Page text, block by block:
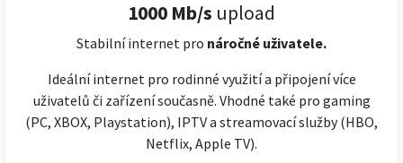
1000 Mb/s upload
Stabilní internet pro náročné uživatele.
Ideální internet pro rodinné využití a připojení více
uživatelů či zařízení současně. Vhodné také pro gaming
(PC, XBOX, Playstation), IPTV a streamovací služby (HBO,
Netflix, Apple TV).